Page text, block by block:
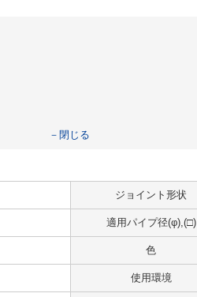
－閉じる
ジョイント形状
適用パイプ径(φ),(□)
色
使用環境